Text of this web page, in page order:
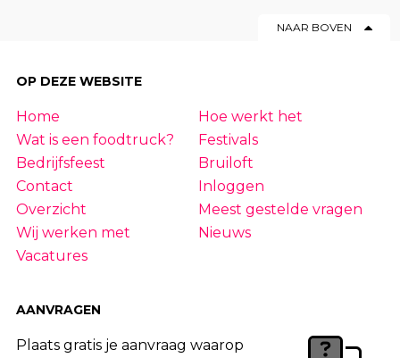
NAAR BOVEN
OP DEZE WEBSITE
Home
Hoe werkt het
Wat is een foodtruck?
Festivals
Bedrijfsfeest
Bruiloft
Contact
Inloggen
Overzicht
Meest gestelde vragen
Wij werken met
Nieuws
Vacatures
AANVRAGEN
Plaats gratis je aanvraag waarop